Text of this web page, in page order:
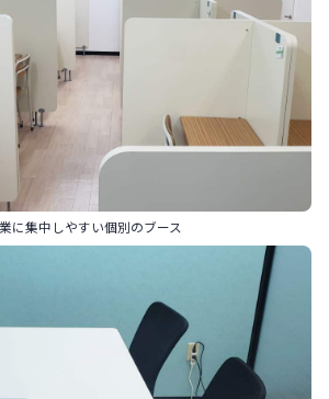
に集中しやすい個別のブース